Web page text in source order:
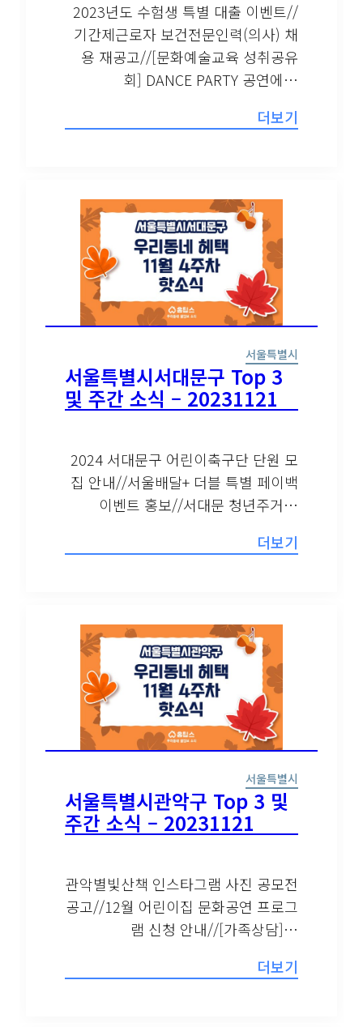
2023년도 수험생 특별 대출 이벤트//
기간제근로자 보건전문인력(의사) 채
용 재공고//[문화예술교육 성취공유
회] DANCE PARTY 공연에…
더보기
서울특별시
서울특별시서대문구 Top 3
및 주간 소식 – 20231121
2024 서대문구 어린이축구단 단원 모
집 안내//서울배달+ 더블 특별 페이백
이벤트 홍보//서대문 청년주거…
더보기
서울특별시
서울특별시관악구 Top 3 및
주간 소식 – 20231121
관악별빛산책 인스타그램 사진 공모전
공고//12월 어린이집 문화공연 프로그
램 신청 안내//[가족상담]…
더보기